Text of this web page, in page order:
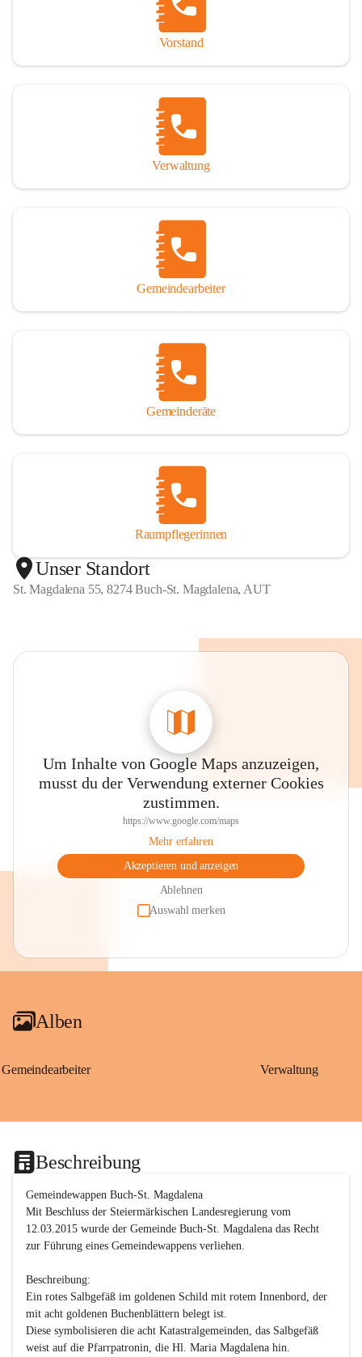
Vorstand
Verwaltung
Gemeindearbeiter
Gemeinderäte
Raumpflegerinnen
Unser Standort
St. Magdalena 55, 8274 Buch-St. Magdalena, AUT
Um Inhalte von Google Maps anzuzeigen,
musst du der Verwendung externer Cookies
zustimmen.
https://www.google.com/maps
Mehr erfahren
Akzeptieren und anzeigen
Ablehnen
Auswahl merken
Alben
Gemeindearbeiter Verwaltung
Beschreibung
Gemeindewappen Buch-St. Magdalena
Mit Beschluss der Steiermärkischen Landesregierung vom
12.03.2015 wurde der Gemeinde Buch-St. Magdalena das Recht
zur Führung eines Gemeindewappens verliehen.
Beschreibung:
Ein rotes Salbgefäß im goldenen Schild mit rotem Innenbord, der
mit acht goldenen Buchenblättern belegt ist.
Diese symbolisieren die acht Katastralgemeinden, das Salbgefäß